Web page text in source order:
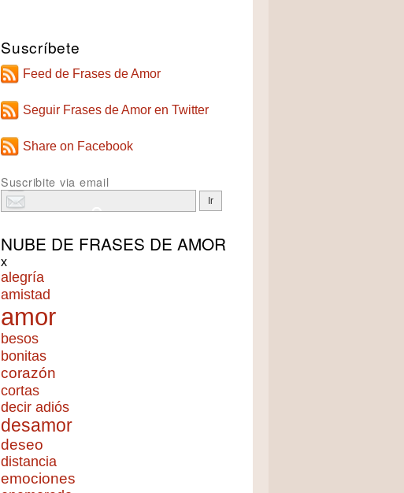
Suscríbete
Feed de Frases de Amor
Seguir Frases de Amor en Twitter
Share on Facebook
Suscribite via email
NUBE DE FRASES DE AMOR
x
alegría
amistad
amor
besos
bonitas
corazón
cortas
decir adiós
desamor
deseo
distancia
emociones